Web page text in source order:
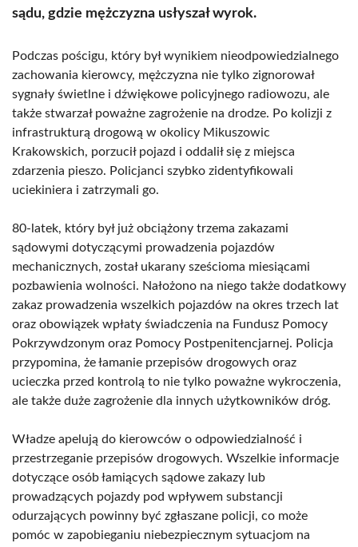
sądu, gdzie mężczyzna usłyszał wyrok.
Podczas pościgu, który był wynikiem nieodpowiedzialnego
zachowania kierowcy, mężczyzna nie tylko zignorował
sygnały świetlne i dźwiękowe policyjnego radiowozu, ale
także stwarzał poważne zagrożenie na drodze. Po kolizji z
infrastrukturą drogową w okolicy Mikuszowic
Krakowskich, porzucił pojazd i oddalił się z miejsca
zdarzenia pieszo. Policjanci szybko zidentyfikowali
uciekiniera i zatrzymali go.
80-latek, który był już obciążony trzema zakazami
sądowymi dotyczącymi prowadzenia pojazdów
mechanicznych, został ukarany sześcioma miesiącami
pozbawienia wolności. Nałożono na niego także dodatkowy
zakaz prowadzenia wszelkich pojazdów na okres trzech lat
oraz obowiązek wpłaty świadczenia na Fundusz Pomocy
Pokrzywdzonym oraz Pomocy Postpenitencjarnej. Policja
przypomina, że łamanie przepisów drogowych oraz
ucieczka przed kontrolą to nie tylko poważne wykroczenia,
ale także duże zagrożenie dla innych użytkowników dróg.
Władze apelują do kierowców o odpowiedzialność i
przestrzeganie przepisów drogowych. Wszelkie informacje
dotyczące osób łamiących sądowe zakazy lub
prowadzących pojazdy pod wpływem substancji
odurzających powinny być zgłaszane policji, co może
pomóc w zapobieganiu niebezpiecznym sytuacjom na